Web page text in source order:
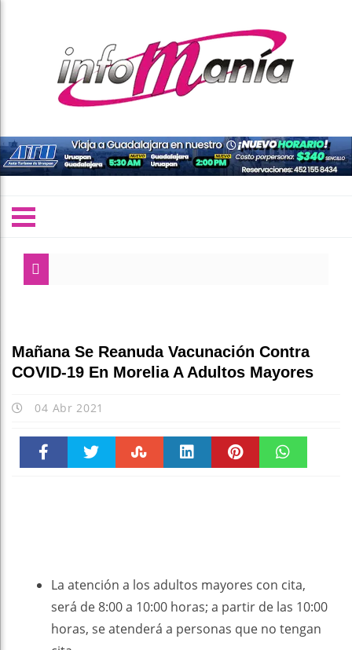
Mañana Se Reanuda Vacunación Contra
COVID-19 En Morelia A Adultos Mayores
04 Abr 2021
La atención a los adultos mayores con cita,
será de 8:00 a 10:00 horas; a partir de las 10:00
horas, se atenderá a personas que no tengan